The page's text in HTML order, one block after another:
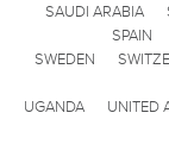
SAUDI ARABIA
SPAIN
SWEDEN
UGANDA
UNITED